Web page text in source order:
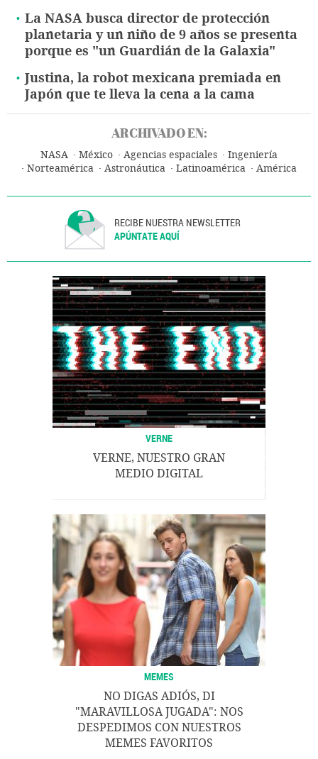
La NASA busca director de protección
planetaria y un niño de 9 años se presenta
porque es "un Guardián de la Galaxia"
Justina, la robot mexicana premiada en
Japón que te lleva la cena a la cama
ARCHIVADO EN:
NASA México Agencias espaciales
Ingeniería
Norteamérica
Astronáutica Latinoamérica
América
RECIBE NUESTRA NEWSLETTER
APÚNTATE AQUÍ
VERNE
VERNE, NUESTRO GRAN
MEDIO DIGITAL
MEMES
NO DIGAS ADIÓS, DI
"MARAVILLOSA JUGADA": NOS
DESPEDIMOS CON NUESTROS
MEMES FAVORITOS